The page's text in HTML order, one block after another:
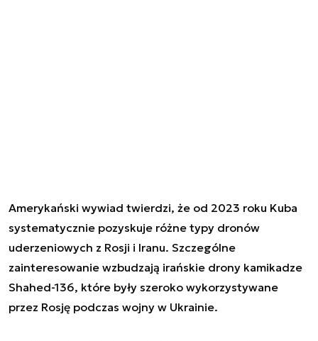
Amerykański wywiad twierdzi, że od 2023 roku Kuba
systematycznie pozyskuje różne typy dronów
uderzeniowych z Rosji i Iranu. Szczególne
zainteresowanie wzbudzają irańskie drony kamikadze
Shahed-136, które były szeroko wykorzystywane
przez Rosję podczas wojny w Ukrainie.